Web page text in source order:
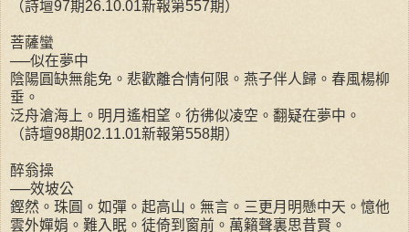
（詩壇97期26.10.01新報第557期）
菩薩蠻
──似在夢中
陰陽圓缺無能免。悲歡離合情何限。燕子伴人歸。春風楊柳
垂。
泛舟滄海上。明月遙相望。彷彿似凌空。翻疑在夢中。
（詩壇98期02.11.01新報第558期）
醉翁操
──效坡公
鏗然。珠圓。如彈。起高山。無言。三更月明懸中天。憶他
雲外嬋娟。難入眠。徒倚到窗前。萬籟聲裏思昔賢。